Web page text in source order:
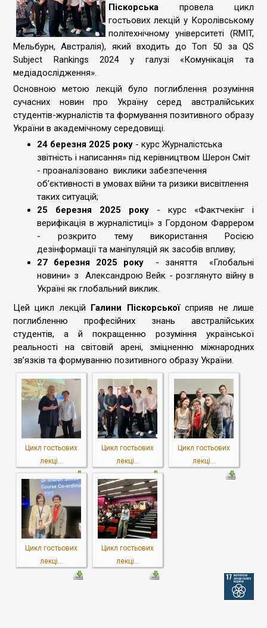
Піскорська провела цикл
гостьових лекцій у Королівському
політехнічному університеті (RMIT,
Мельбурн, Австралія), який входить до Топ 50 за QS
Subject Rankings 2024 у галузі «Комунікація та
медіадослідження».
Основною метою лекцій було поглиблення розуміння
сучасних новин про Україну серед австралійських
студентів-журналістів та формування позитивного образу
України в академічному середовищі.
24 березня 2025 року - курс Журналістська
звітність і написання» під керівництвом Шерон Сміт
- проаналізовано виклики забезпечення
об’єктивності в умовах війни та ризики висвітлення
таких ситуацій;
25 березня 2025 року - курс «Фактчекінг і
верифікація в журналістиці» з Гордоном Фаррером
- розкрито тему використання Росією
дезінформації та маніпуляцій як засобів впливу;
27 березня 2025 року - заняття «Глобальні
новини» з Александрою Вейк - розглянуто війну в
Україні як глобальний виклик.
Цей цикл лекцій Галини Піскорськоїсприяв не лише
поглибленню професійних знань австралійських
студентів, а й покращенню розуміння української
реальності на світовій арені, зміцненню міжнародних
зв’язків та формуванню позитивного образу України.
Цикл гостьових
лекці...
Цикл гостьових
лекці...
Цикл гостьових
лекці...
Цикл гостьових
лекці...
Цикл гостьових
лекці...